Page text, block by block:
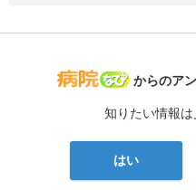
病院なび
からのア
知りたい情報
はい